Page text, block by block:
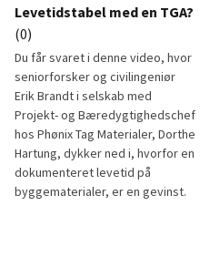
Levetidstabel med en TGA?
(0)
Du får svaret i denne video, hvor
seniorforsker og civilingeniør
Erik Brandt i selskab med
Projekt- og Bæredygtighedschef
hos Phønix Tag Materialer, Dorthe
Hartung, dykker ned i, hvorfor en
dokumenteret levetid på
byggematerialer, er en gevinst.